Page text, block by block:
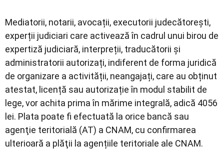
Mediatorii, notarii, avocații, executorii judecătorești,
experții judiciari care activează în cadrul unui birou de
expertiză judiciară, interpreții, traducătorii și
administratorii autorizați, indiferent de forma juridică
de organizare a activității, neangajați, care au obținut
atestat, licență sau autorizație în modul stabilit de
lege, vor achita prima în mărime integrală, adică 4056
lei. Plata poate fi efectuată la orice bancă sau
agenţie teritorială (AT) a CNAM, cu confirmarea
ulterioară a plăţii la agențiile teritoriale ale CNAM.